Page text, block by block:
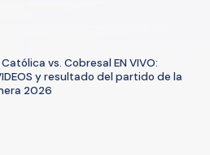
vs. Cobresal EN VIVO:
y resultado del partido de la
2026